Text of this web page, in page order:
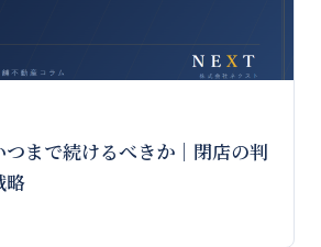
まで続けるべきか｜閉店の判
略